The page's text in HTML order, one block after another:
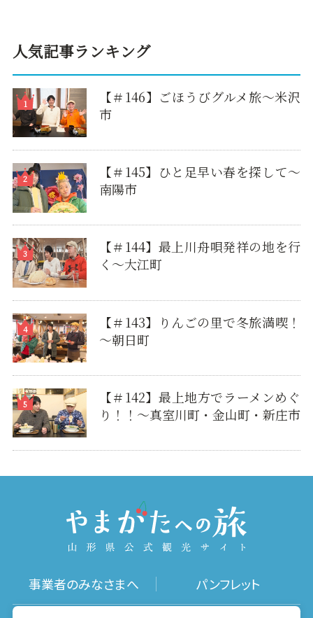
人気記事ランキング
【＃146】ごほうびグルメ旅～米沢
市
【＃145】ひと足早い春を探して〜
南陽市
【＃144】最上川舟唄発祥の地を行
く～大江町
【＃143】りんごの里で冬旅満喫！
～朝日町
【＃142】最上地方でラーメンめぐ
り！！～真室川町・金山町・新庄市
事業者のみなさまへ パンフレット